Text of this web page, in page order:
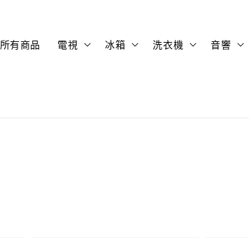
所有商品 電視 冰箱 洗衣機 音響